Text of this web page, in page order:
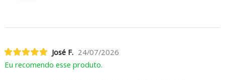
José F. 24/07/2026
Eu recomendo esse produto.